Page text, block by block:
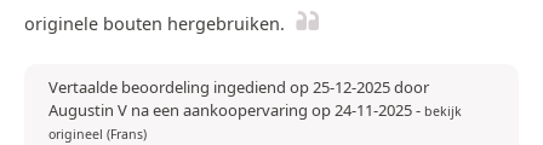
originele bouten hergebruiken.
Vertaalde beoordeling ingediend op 25-12-2025 door
Augustin V na een aankoopervaring op 24-11-2025- bekijk
origineel (Frans)